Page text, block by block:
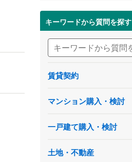
キーワードから質問を探す
賃貸契約
マンション購入・検討
一戸建て購入・検討
土地・不動産